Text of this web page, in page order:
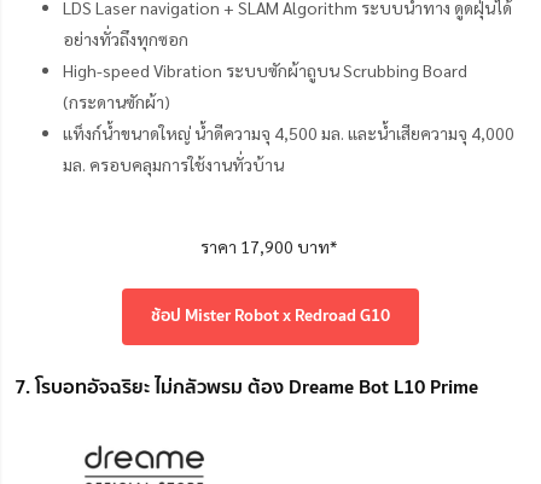
LDS Laser navigation + SLAM Algorithm ระบบนำทาง ดูดฝุ่นได้
อย่างทั่วถึงทุกซอก
High-speed Vibration ระบบซักผ้าถูบน Scrubbing Board
(กระดานซักผ้า)
แท็งก์น้ำขนาดใหญ่ น้ำดีความจุ 4,500 มล. และน้ำเสียความจุ 4,000
มล. ครอบคลุมการใช้งานทั่วบ้าน
ราคา 17,900 บาท*
ช้อป Mister Robot x Redroad G10
7. โรบอทอัจฉริยะ ไม่กลัวพรม ต้อง Dreame Bot L10 Prime